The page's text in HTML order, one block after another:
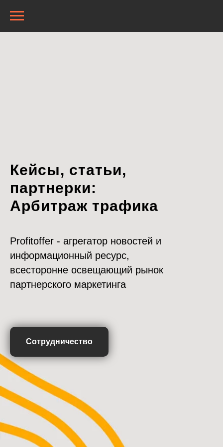
Кейсы, статьи,
партнерки:
Арбитраж трафика
Profitoffer - агрегатор новостей и
информационный ресурс,
всесторонне освещающий рынок
партнерского маркетинга
Сотрудничество